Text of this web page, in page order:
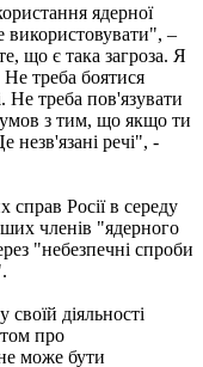
ядерної
використовувати", –
що є така загроза. Я
треба боятися
треба пов'язувати
умов з тим, що якщо ти
незв'язані речі", -
справ Росії в середу
членів "ядерного
"небезпечні спроби
діяльності
про
може бути